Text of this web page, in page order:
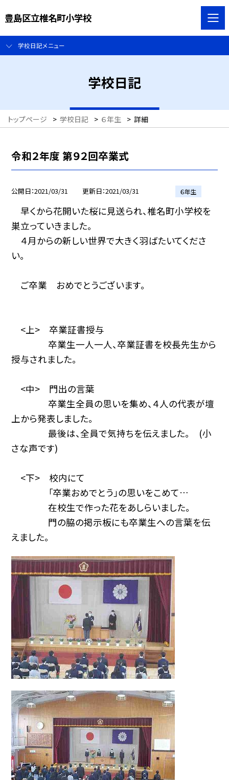
豊島区立椎名町小学校
学校日記メニュー
学校日記
トップページ > 学校日記 > ６年生 > 詳細
令和２年度 第９２回卒業式
公開日 2021/03/31 更新日 2021/03/31 ６年生
早くから花開いた桜に見送られ、椎名町小学校を
巣立っていきました。
４月からの新しい世界で大きく羽ばたいてくださ
い。
ご卒業 おめでとうございます。
<上> 卒業証書授与
卒業生一人一人、卒業証書を校長先生から
授与されました。
<中> 門出の言葉
卒業生全員の思いを集め、４人の代表が壇
上から発表しました。
最後は、全員で気持ちを伝えました。 (小
さな声です)
<下> 校内にて
「卒業おめでとう」の思いをこめて…
在校生で作った花をあしらいました。
門の脇の掲示板にも卒業生への言葉を伝
えました。